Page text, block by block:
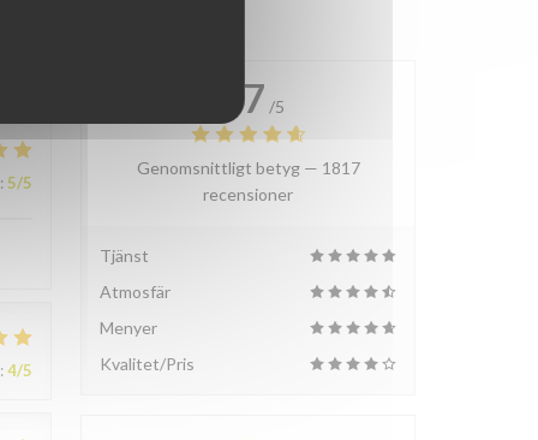
: 5/5
: 4/5
4.7 /5
Genomsnittligt betyg — 1817
recensioner
Tjänst
Atmosfär
Menyer
Kvalitet/Pris